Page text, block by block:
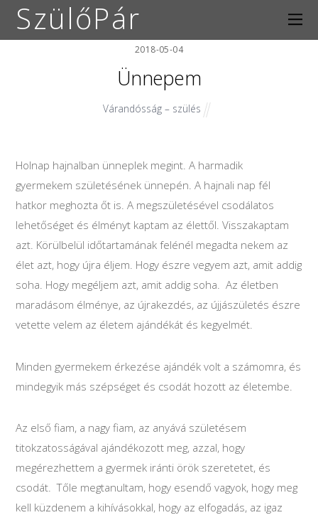
SzülőPár
2018-05-04
Ünnepem
Várandósság – szülés
Holnap hajnalban ünneplek megint. A harmadik
gyermekem születésének ünnepén. A hajnali nap fél
hatkor meghozta őt is. A megszületésével csodálatos
lehetőséget és élményt kaptam az élettől. Visszakaptam
azt. Körülbelül időtartamának felénél megadta nekem az
élet azt, hogy újra éljem. Hogy észre vegyem azt, amit addig
soha. Hogy megéljem azt, amit addig soha. Az életben
maradásom élménye, az újrakezdés, az újjászületés észre
vetette velem az életem ajándékát és kegyelmét.
Minden gyermekem érkezése ajándék volt a számomra, és
mindegyik más szépséget és csodát hozott az életembe.
Az első fiam, a nagy fiam, az anyává születésem
titokzatosságával ajándékozott meg, azzal, hogy
megérezhettem a gyermek iránti örök szeretetet, és
csodát. Tőle megtanultam, hogy esendő vagyok, hogy meg
kell küzdenem a kihívásokkal, hogy az elfogadás, az igaz